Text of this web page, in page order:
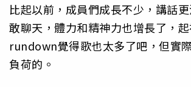
比起以前，成員們成長不少，講話
敢聊天，體力和精神力也增長了，
rundown覺得歌也太多了吧，但實
負荷的。